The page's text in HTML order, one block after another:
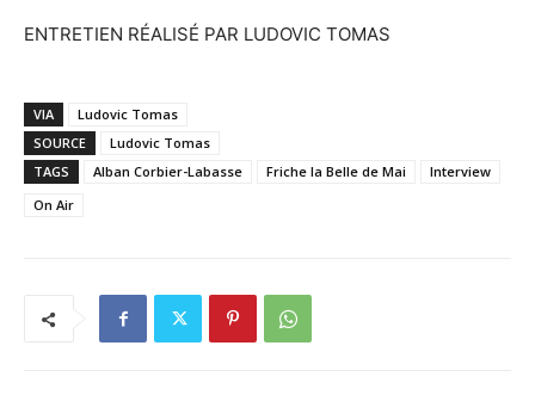
ENTRETIEN RÉALISÉ PAR LUDOVIC TOMAS
VIA
Ludovic Tomas
SOURCE
Ludovic Tomas
TAGS
Alban Corbier-Labasse Friche la Belle de Mai
Interview
On Air